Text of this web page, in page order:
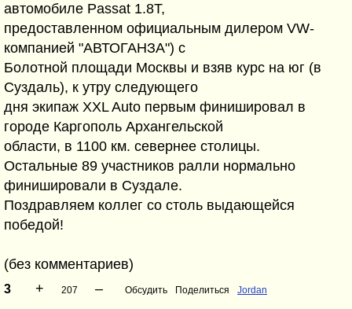
автомобиле Passat 1.8Т,
предоставленном официальным дилером VW-
компанией "АВТОГАНЗА") с
Болотной площади Москвы и взяв курс на юг (в
Суздаль), к утру следующего
дня экипаж XXL Auto первым финишировал в
городе Каргополь Архангельской
области, в 1100 км. севернее столицы.
Остальные 89 участников ралли нормально
финишировали в Суздале.
Поздравляем коллег со столь выдающейся
победой!
(без комментариев)
3 + 207 – Обсудить Поделиться Jordan